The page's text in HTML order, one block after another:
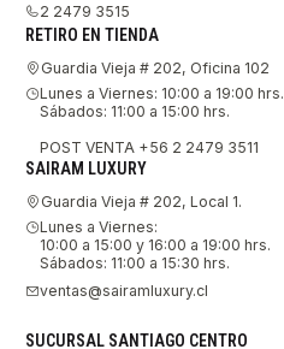
2 2479 3515
RETIRO EN TIENDA
Guardia Vieja # 202, Oficina 102
Lunes a Viernes: 10:00 a 19:00 hrs.
Sábados: 11:00 a 15:00 hrs.
POST VENTA +56 2 2479 3511
SAIRAM LUXURY
Guardia Vieja # 202, Local 1.
Lunes a Viernes:
10:00 a 15:00 y 16:00 a 19:00 hrs.
Sábados: 11:00 a 15:30 hrs.
ventas@sairamluxury.cl
SUCURSAL SANTIAGO CENTRO